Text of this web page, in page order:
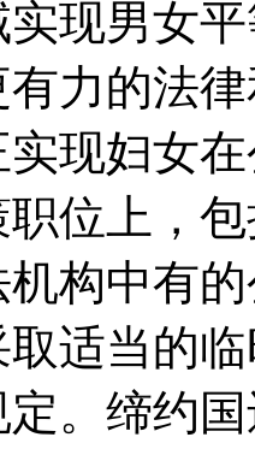
现男女
有力的法
实现妇女
职位上，
机构中有
适当的
。缔约